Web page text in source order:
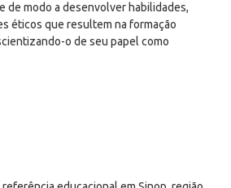
de modo a desenvolver habilidades,
éticos que resultem na formação
o de seu papel como